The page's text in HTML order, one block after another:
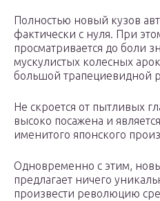
Полностью новый кузов
фактически с нуля. При
просматривается до боли
мускулистых колесных
большой трапециевидной
Не скроется от пытливых
высоко посажена и
именитого японского
Одновременно с этим,
предлагает ничего
произвести революцию